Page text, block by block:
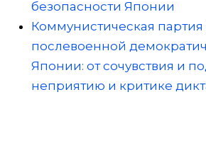
безопасности Японии
Коммунистическая партия
послевоенной
Японии: от сочувствия и
неприятию и критике